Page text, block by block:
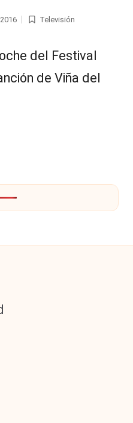
Publicada
Televisión
del Festival
de Viña del